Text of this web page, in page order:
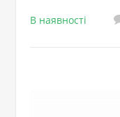
В наявності